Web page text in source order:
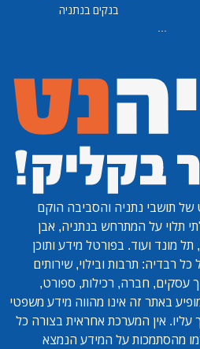
בנקים בנתניה
...
של תושבי נתניה והסביבה הוקם
תלוי על המתרחש בנתניה, אבן
מונד ועוד. בפורטל מידע ותוכן
רבדיה: תרבות ובילוי, שירותים
עסקים, חברה, רכילות, ספורט,
באתר זה אינו מהווה מידע משפטי
עליו. אין המערכת אחראית בצורה כל
מהסתמכות על המידע הנמצא